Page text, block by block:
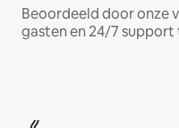
Beoordeeld door onze
gasten en 24/7